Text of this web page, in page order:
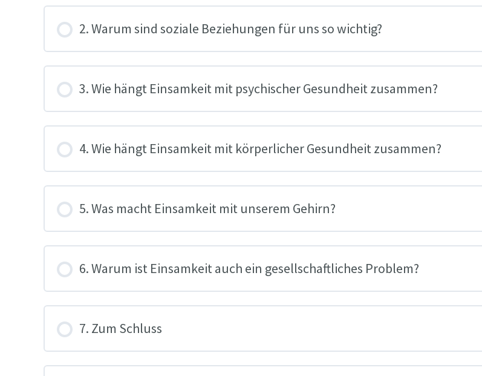
2. Warum sind soziale Beziehungen für uns so wichtig?
3. Wie hängt Einsamkeit mit psychischer Gesundheit zusammen?
4. Wie hängt Einsamkeit mit körperlicher Gesundheit zusammen?
5. Was macht Einsamkeit mit unserem Gehirn?
6. Warum ist Einsamkeit auch ein gesellschaftliches Problem?
7. Zum Schluss